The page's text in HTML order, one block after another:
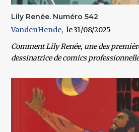
Lily Renée. Numéro 542
VandenHende
31/08/2025
Comment Lily Renée, une des
dessinatrice de comics